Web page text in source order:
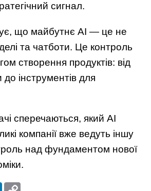
сигнал.
що майбутнє AI — це не
та чатботи. Це контроль
створення продуктів: від
інструментів для
сперечаються, який AI
компанії вже ведуть іншу
над фундаментом нової
LinkedIn